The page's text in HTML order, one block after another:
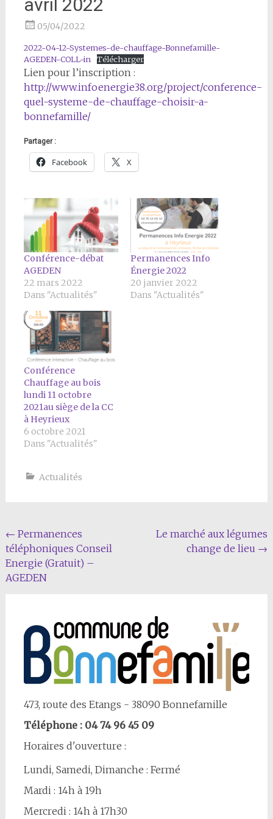
avril 2022
05/04/2022
2022-04-12-Systemes-de-chauffage-Bonnefamille-
AGEDEN-COLL-in
Télécharger
Lien pour l’inscription :
http://www.infoenergie38.org/project/conference-
quel-systeme-de-chauffage-choisir-a-
bonnefamille/
Partager :
Facebook X
Conférence-débat
AGEDEN
22 mars 2022
Dans "Actualités"
Permanences Info
Énergie 2022
20 janvier 2022
Dans "Actualités"
Conférence
Chauffage au bois
lundi 11 octobre
2021au siège de la CC
à Heyrieux
6 octobre 2021
Dans "Actualités"
Actualités
Navigation
Article
← Permanences
téléphoniques Conseil
Energie (Gratuit) –
AGEDEN
Le marché aux légumes
change de lieu →
473, route des Etangs - 38090 Bonnefamille
Téléphone : 04 74 96 45 09
Horaires d'ouverture :
Lundi, Samedi, Dimanche : Fermé
Mardi : 14h à 19h
Mercredi : 14h à 17h30